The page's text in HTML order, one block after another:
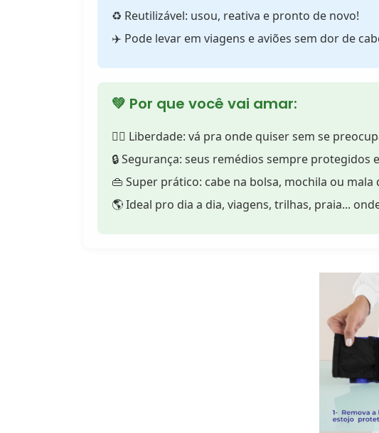
♻️ Reutilizável: usou, reativa e pronto de novo!
✈️ Pode levar em viagens e aviões sem dor de
💚 Por que você vai amar:
🚶‍♀️ Liberdade: vá pra onde quiser sem se
🔒 Segurança: seus remédios sempre protegidos
👜 Super prático: cabe na bolsa, mochila ou mala
🌎 Ideal pro dia a dia, viagens, trilhas, praia...